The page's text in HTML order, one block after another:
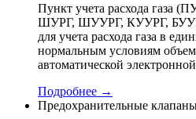
Пункт учета расхода
ШУРГ, ШУУРГ, КУУРГ,
для учета расхода газа в
нормальным условиям
автоматической
Подробнее →
Предохранительные